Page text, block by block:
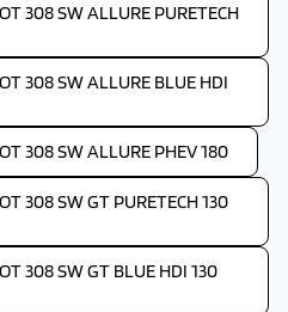
308 SW ALLURE PURETECH
308 SW ALLURE BLUE HDI
308 SW ALLURE PHEV 180
308 SW GT PURETECH 130
308 SW GT BLUE HDI 130